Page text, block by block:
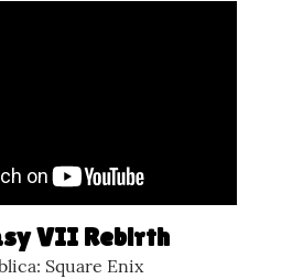
VII Rebirth
Square Enix